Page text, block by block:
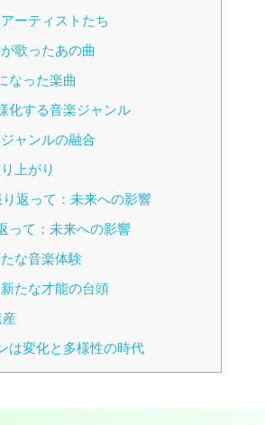
ーティストたち
歌ったあの曲
なった楽曲
化する音楽ジャンル
ャンルの融合
上がり
返って：未来への影響
って：未来への影響
な音楽体験
たな才能の台頭
は変化と多様性の時代